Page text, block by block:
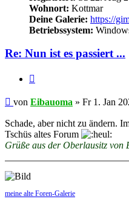
Wohnort: Kottmar
Deine Galerie: https://
Betriebssystem:
Re: Nun ist es passiert ...
Beitrag
von Eibauoma » Fr 1. Jan
Schade, aber nicht zu ändern.
Tschüs altes Forum
Grüße aus der Oberlausitz von
meine alte Foren-Galerie